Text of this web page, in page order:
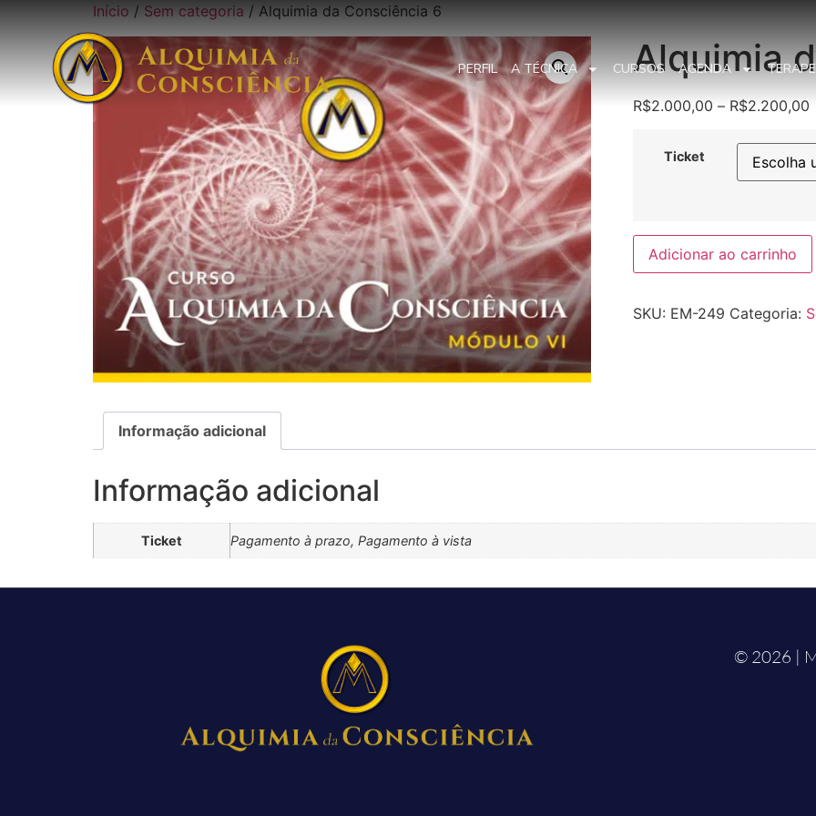
PERFIL A TÉCNICA CURSOS AGENDA
Início / Sem categoria / Alquimia da Consciência 6
Alquimia
R$2.000,00 – R$2.200,00
Ticket
Adicionar ao carrinho
SKU: EM-249 Categoria:
Informação adicional
Informação adicional
Ticket Pagamento à prazo, Pagamento à vista
© 2026 |